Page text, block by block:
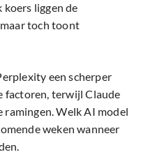
liggen de
toch toont
een scherper
factoren, terwijl Claude
Welk AI model
weken wanneer